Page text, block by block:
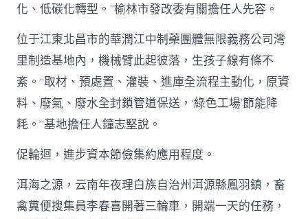
化、低碳化轉型。”榆林市發改委有關擔任人先容。
位于江東北昌市的華潤江中制藥團體無限義務公司灣
里制造基地內，機械臂此起彼落，生孩子線有條不
紊。“取材、預處置、灌裝、進庫全流程主動化，原資
料、廢氣、廢水全封鎖管道保送，‘綠色工場’節能降
耗。”基地擔任人鐘志堅說。
促輪迴，進步資本節儉集約應用程度。
洱海之源，云南年夜理白族自治州洱源縣鳳羽鎮，畜
禽糞便搜集員李春喜開著三輪車，開端一天的任務，